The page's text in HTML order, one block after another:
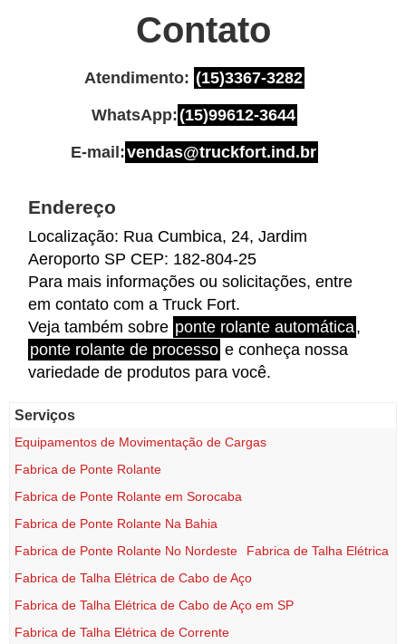
Contato
Atendimento: (15)3367-3282
WhatsApp:(15)99612-3644
E-mail:vendas@truckfort.ind.br
Endereço
Localização: Rua Cumbica, 24, Jardim
Aeroporto SP CEP: 182-804-25
Para mais informações ou solicitações, entre
em contato com a Truck Fort.
Veja também sobre ponte rolante automática,
ponte rolante de processo e conheça nossa
variedade de produtos para você.
Serviços
Equipamentos de Movimentação de Cargas
Fabrica de Ponte Rolante
Fabrica de Ponte Rolante em Sorocaba
Fabrica de Ponte Rolante Na Bahia
Fabrica de Ponte Rolante No Nordeste
Fabrica de Talha Elétrica
Fabrica de Talha Elétrica de Cabo de Aço
Fabrica de Talha Elétrica de Cabo de Aço em SP
Fabrica de Talha Elétrica de Corrente